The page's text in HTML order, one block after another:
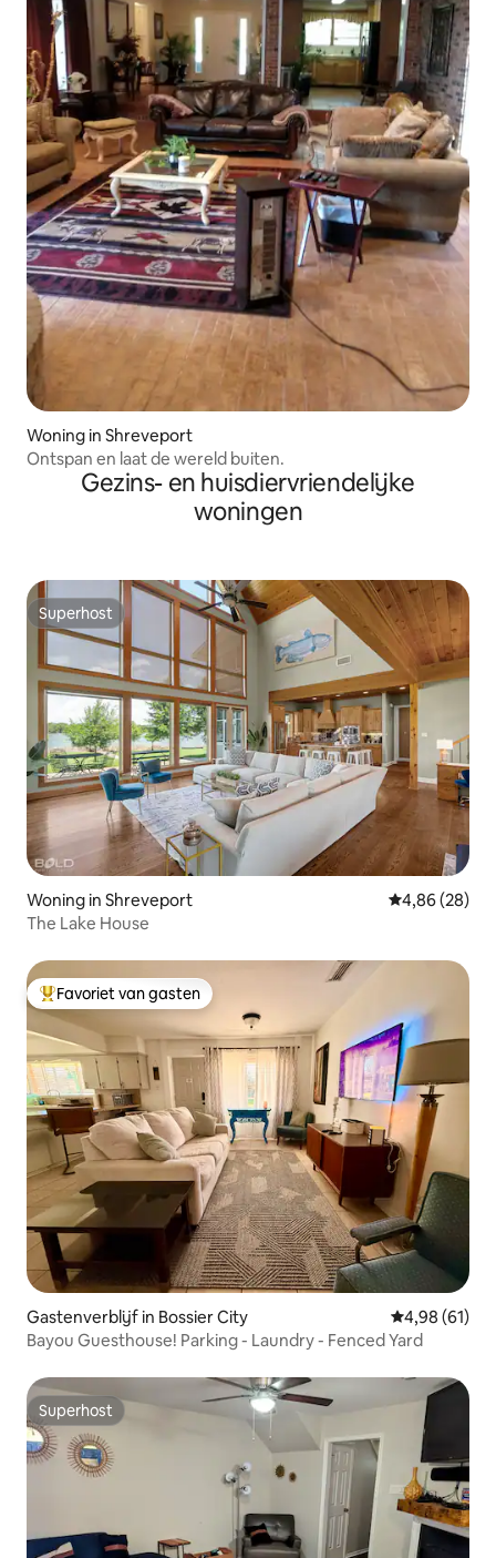
Woning in Shreveport
Ontspan en laat de wereld buiten.
Gezins- en huisdiervriendelijke
woningen
Superhost
Superhost
Woning in Shreveport Gemiddelde
4,86 (28)
The Lake House
Topfavoriet van gasten
Favoriet van gasten
Gastenverblijf in Bossier City Gemiddelde
4,98 (61)
Bayou Guesthouse! Parking - Laundry - Fenced Yard
Superhost
Superhost